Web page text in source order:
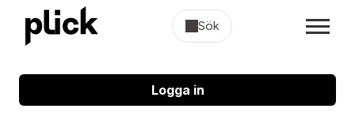
Sök
Logga in